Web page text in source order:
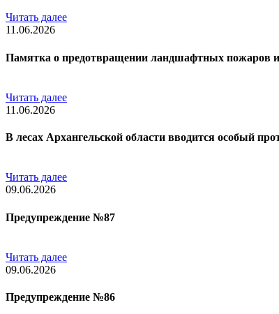
Читать далее
11.06.2026
Памятка о предотвращении ландшафтных пожаров и
Читать далее
11.06.2026
В лесах Архангельской области вводится особый
Читать далее
09.06.2026
Предупреждение №87
Читать далее
09.06.2026
Предупреждение №86